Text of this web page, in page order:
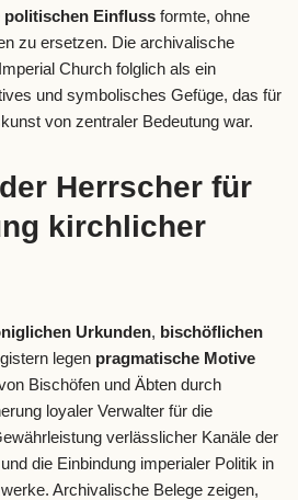
politischen Einfluss formte, ohne
zu ersetzen. Die archivalische
Church folglich als ein
und symbolisches Gefüge, das für
von zentraler Bedeutung war.
Herrscher für
kirchlicher
Urkunden, bischöflichen
legen pragmatische Motive
Bischöfen und Äbten durch
loyaler Verwalter für die
verlässlicher Kanäle der
die Einbindung imperialer Politik in
Archivalische Belege zeigen,